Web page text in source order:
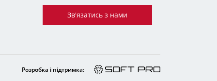
Зв'язатись з нами
Розробка і підтримка: